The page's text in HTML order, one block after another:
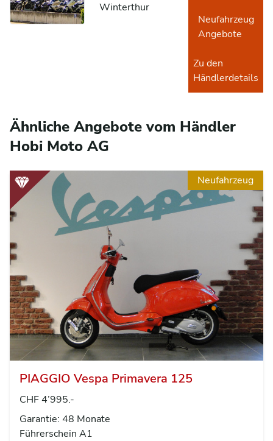
Winterthur
Neufahrzeug
Angebote
Zu den
Händlerdetails
Ähnliche Angebote vom Händler
Hobi Moto AG
Neufahrzeug
PIAGGIO Vespa Primavera 125
CHF 4’995.-
Garantie: 48 Monate
Führerschein A1